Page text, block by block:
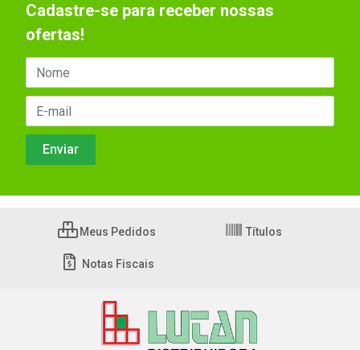
Cadastre-se para receber nossas
ofertas!
Meus Pedidos Títulos
Notas Fiscais